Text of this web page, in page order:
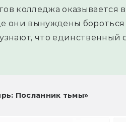
колледжа оказывается
они вынуждены
что единственный
Посланник тьмы»